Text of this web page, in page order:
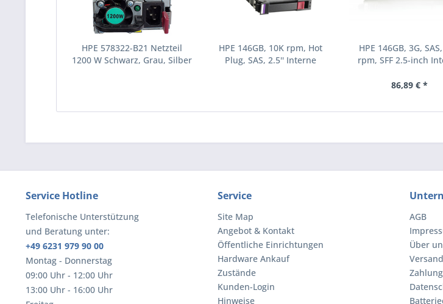
HPE 578322-B21 Netzteil
1200 W Schwarz, Grau, Silber
HPE 146GB, 10K rpm, Hot
Plug, SAS, 2.5'' Interne
HPE 146GB, 3G,
rpm, SFF 2.5-inch
(504062-B21)
86,89 € *
Service Hotline
Telefonische Unterstützung
und Beratung unter:
+49 6231 979 90 00
Montag - Donnerstag
09:00 Uhr - 12:00 Uhr
13:00 Uhr - 16:00 Uhr
Service
Site Map
Angebot & Kontakt
Öffentliche Einrichtungen
Hardware Ankauf
Zustände
Kunden-Login
Hinweise
AGB
Über